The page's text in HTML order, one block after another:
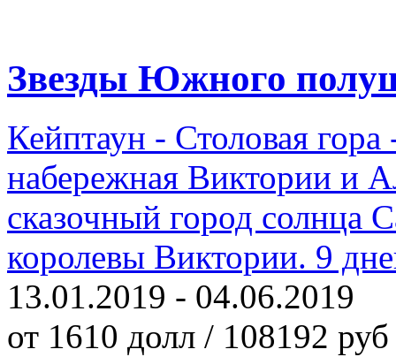
Звезды Южного
Кейптаун - Столовая
набережная Виктории и
сказочный город солнца
королевы Виктории. 9
13.01.2019 - 04.06.2019
от 1610 долл / 108192 руб